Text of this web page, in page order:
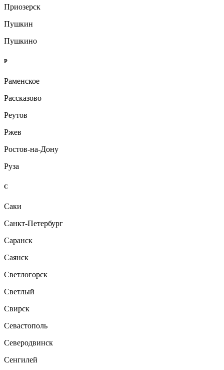
Приозерск
Пушкин
Пушкино
Р
Раменское
Рассказово
Реутов
Ржев
Ростов-на-Дону
Руза
С
Саки
Санкт-Петербург
Саранск
Саянск
Светлогорск
Светлый
Свирск
Севастополь
Северодвинск
Сенгилей